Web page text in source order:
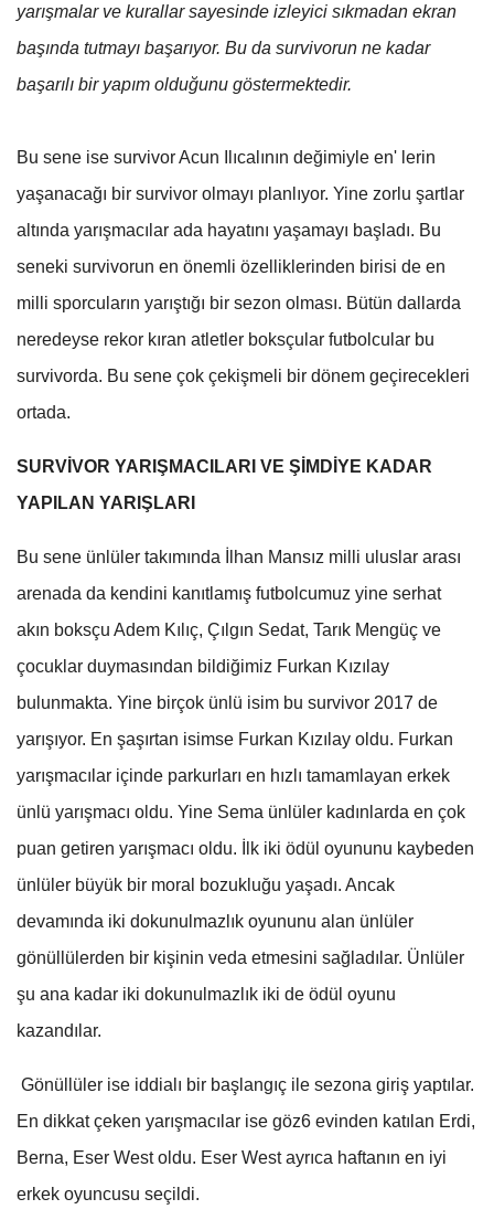
yarışmalar ve kurallar sayesinde izleyici sıkmadan ekran
başında tutmayı başarıyor. Bu da survivorun ne kadar
başarılı bir yapım olduğunu göstermektedir.
Bu sene ise survivor Acun Ilıcalının değimiyle en' lerin
yaşanacağı bir survivor olmayı planlıyor. Yine zorlu şartlar
altında yarışmacılar ada hayatını yaşamayı başladı. Bu
seneki survivorun en önemli özelliklerinden birisi de en
milli sporcuların yarıştığı bir sezon olması. Bütün dallarda
neredeyse rekor kıran atletler boksçular futbolcular bu
survivorda. Bu sene çok çekişmeli bir dönem geçirecekleri
ortada.
SURVİVOR YARIŞMACILARI VE ŞİMDİYE KADAR
YAPILAN YARIŞLARI
Bu sene ünlüler takımında İlhan Mansız milli uluslar arası
arenada da kendini kanıtlamış futbolcumuz yine serhat
akın boksçu Adem Kılıç, Çılgın Sedat, Tarık Mengüç ve
çocuklar duymasından bildiğimiz Furkan Kızılay
bulunmakta. Yine birçok ünlü isim bu survivor 2017 de
yarışıyor. En şaşırtan isimse Furkan Kızılay oldu. Furkan
yarışmacılar içinde parkurları en hızlı tamamlayan erkek
ünlü yarışmacı oldu. Yine Sema ünlüler kadınlarda en çok
puan getiren yarışmacı oldu. İlk iki ödül oyununu kaybeden
ünlüler büyük bir moral bozukluğu yaşadı. Ancak
devamında iki dokunulmazlık oyununu alan ünlüler
gönüllülerden bir kişinin veda etmesini sağladılar. Ünlüler
şu ana kadar iki dokunulmazlık iki de ödül oyunu
kazandılar.
Gönüllüler ise iddialı bir başlangıç ile sezona giriş yaptılar.
En dikkat çeken yarışmacılar ise göz6 evinden katılan Erdi,
Berna, Eser West oldu. Eser West ayrıca haftanın en iyi
erkek oyuncusu seçildi.